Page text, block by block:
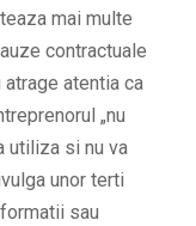
mai multe
contractuale
atrage atentia ca
„nu
utiliza si nu va
unor terti
sau